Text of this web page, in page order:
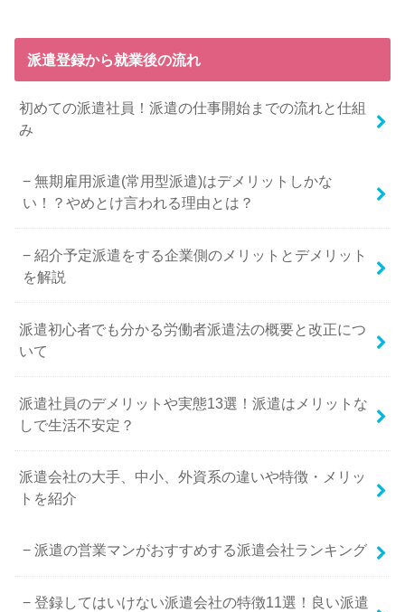
派遣登録から就業後の流れ
初めての派遣社員！派遣の仕事開始までの流れと仕組
み
無期雇用派遣(常用型派遣)はデメリットしかな
い！？やめとけ言われる理由とは？
紹介予定派遣をする企業側のメリットとデメリット
を解説
派遣初心者でも分かる労働者派遣法の概要と改正につ
いて
派遣社員のデメリットや実態13選！派遣はメリットな
しで生活不安定？
派遣会社の大手、中小、外資系の違いや特徴・メリッ
トを紹介
派遣の営業マンがおすすめする派遣会社ランキング
登録してはいけない派遣会社の特徴11選！良い派遣